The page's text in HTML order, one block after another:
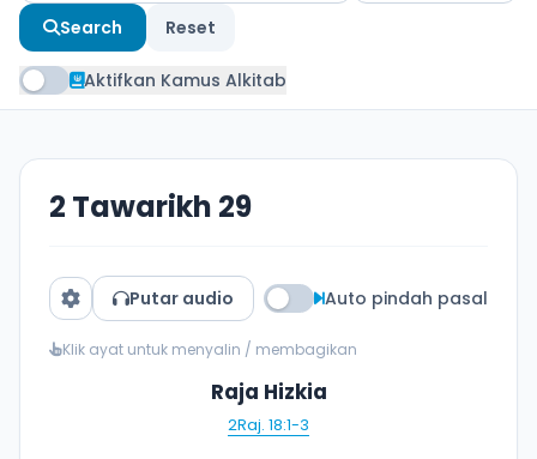
Search Reset
Aktifkan Kamus Alkitab
2 Tawarikh 29
Putar audio Auto pindah pasal
Klik ayat untuk menyalin / membagikan
Raja Hizkia
2Raj. 18:1-3